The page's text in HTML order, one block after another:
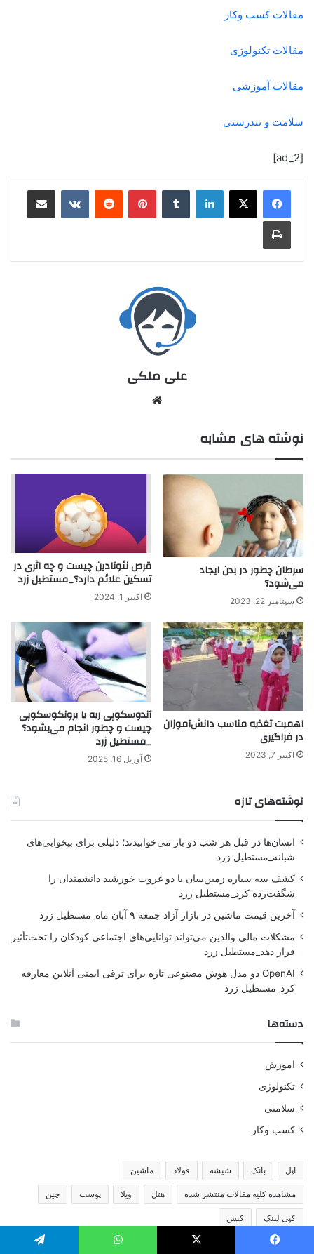
مقالات کسب وکار
مقالات تکنولوژی
مقالات آموزشی
سلامت و تندرستی
[ad_2]
علی ملکی
نوشته های مشابه
سرطان چطور در بدن ایجاد
می‌شود؟
سپتامبر 22, 2023
قرص نئوتادین چیست و چه اثری در
تسکین علائم دارد؟_مستطیل زرد
اکتبر 1, 2024
اهمیت تغذیه مناسب دانش‌آموزان
در فراگیری
اکتبر 7, 2023
آندوسکوپی ریه یا برونکوسکوپی
چیست و چطور انجام می‌بشود؟
_مستطیل زرد
آوریل 16, 2025
نوشته‌های تازه
انسان‌ها در قبل هر شب دو بار می‌خوابیدند؛ دلیلی برای بیخوابی‌های
شبانه_مستطیل زرد
کشف سه سیاره زمین‌سان با دو غروب خورشید دانشمندان را
شگفت‌زده کرد_مستطیل زرد
آخرین قیمت ماشین در بازار آزاد جمعه ۹ آبان ماه_مستطیل زرد
مشکلات مالی والدین می‌تواند توانایی‌های اجتماعی کودکان را تحت‌تأثیر
قرار دهد_مستطیل زرد
OpenAI دو مدل هوش مصنوعی تازه برای ترقی ایمنی آنلاین معارفه
کرد_مستطیل زرد
دسته‌ها
اموزش
تکنولوژی
سلامتی
کسب وکار
اپل بانک شیشه فولاد ماشین
مشاهده کلیه مقالات منتشر شده هتل ویلا پوست چین
کپی لینک کیس